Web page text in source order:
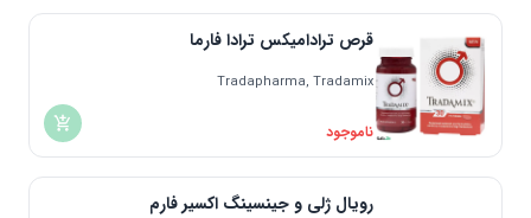
قرص ترادامیکس ترادا فارما
Tradapharma, Tradamix
ناموجود
رویال ژلی و جینسینگ اکسیر فارم